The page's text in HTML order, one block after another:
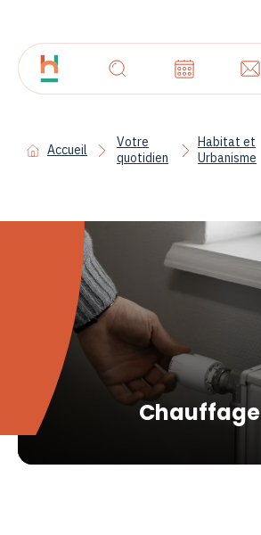
Accueil
Votre
quotidien
Habitat et
Urbanisme
Chauffage